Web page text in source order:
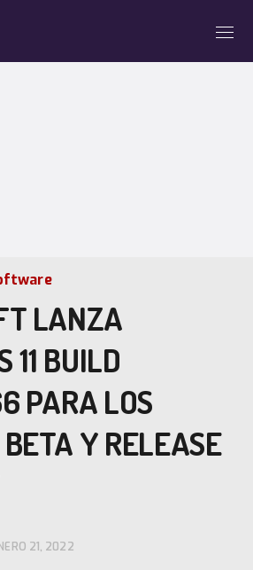
LANZA
11 BUILD
PARA LOS
Y RELEASE
21, 2022